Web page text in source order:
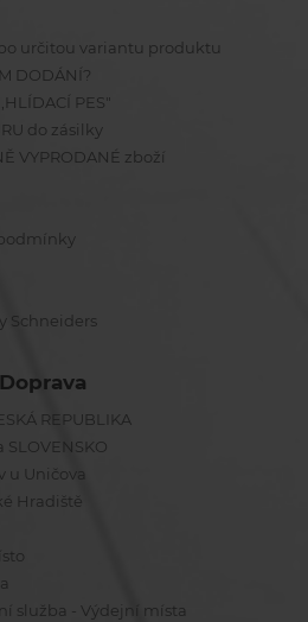
určitou variantu produktu
DODÁNÍ?
PES"
do zásilky
VYPRODANÉ zboží
Schneiders
Doprava
REPUBLIKA
SLOVENSKO
u Uničova
Hradiště
služba - Výdejní místa